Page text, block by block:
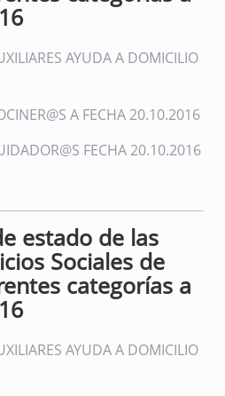
AYUDA A DOMICILIO
A FECHA 20.10.2016
FECHA 20.10.2016
estado de las
Sociales de
categorías a
AYUDA A DOMICILIO